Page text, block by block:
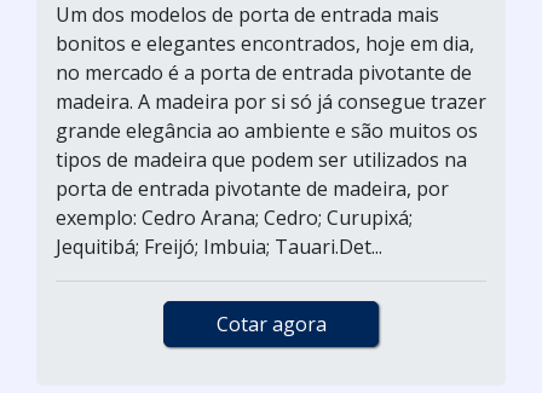
Um dos modelos de porta de entrada mais
bonitos e elegantes encontrados, hoje em dia,
no mercado é a porta de entrada pivotante de
madeira. A madeira por si só já consegue trazer
grande elegância ao ambiente e são muitos os
tipos de madeira que podem ser utilizados na
porta de entrada pivotante de madeira, por
exemplo: Cedro Arana; Cedro; Curupixá;
Jequitibá; Freijó; Imbuia; Tauari.Det...
Cotar agora